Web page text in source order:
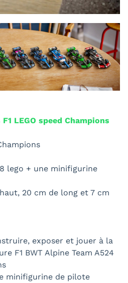
LEGO speed Champions
lego + une minifigurine
20 cm de long et 7 cm
exposer et jouer à la
F1 BWT Alpine Team A524
minifigurine de pilote